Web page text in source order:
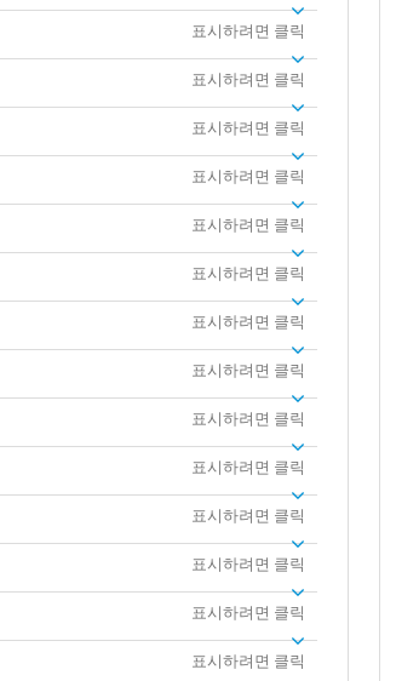
표시하려면 클릭
표시하려면 클릭
표시하려면 클릭
표시하려면 클릭
표시하려면 클릭
표시하려면 클릭
표시하려면 클릭
표시하려면 클릭
표시하려면 클릭
표시하려면 클릭
표시하려면 클릭
표시하려면 클릭
표시하려면 클릭
표시하려면 클릭